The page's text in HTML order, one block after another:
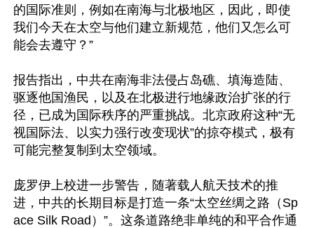
的国际准则，例如在南海与北极地区，因此，即使
我们今天在太空与他们建立新规范，他们又怎么可
能会去遵守？”
报告指出，中共在南海非法侵占岛礁、填海造陆、
驱逐他国渔民，以及在北极进行地缘政治扩张的行
径，已成为国际秩序的严重挑战。北京政府这种“无
视国际法、以实力强行改变现状”的掠夺模式，极有
可能完整复制到太空领域。
庞罗伊上校进一步警告，随著载人航天技术的推
进，中共的长期目标是打造一条“太空丝绸之路（Sp
ace Silk Road）”。这条道路绝非单纯的和平合作通